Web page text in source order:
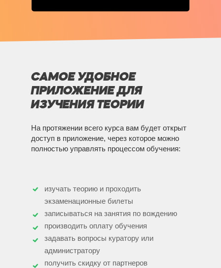
САМОЕ УДОБНОЕ
ПРИЛОЖЕНИЕ ДЛЯ
ИЗУЧЕНИЯ ТЕОРИИ
изучать теорию и проходить
экзаменационные билеты
записываться на занятия по вождению
производить оплату обучения
задавать вопросы куратору или
администратору
получить скидку от партнеров
На протяжении всего курса вам будет открыт
доступ в приложение, через которое можно
полностью управлять процессом обучения: